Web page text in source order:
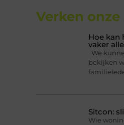
Verken
Hoe kan
vaker
We
bekijken
Sitcon:
Wie